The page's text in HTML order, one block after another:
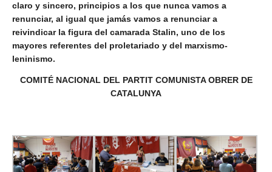
claro y sincero, principios a los que nunca vamos a
renunciar, al igual que jamás vamos a renunciar a
reivindicar la figura del camarada Stalin, uno de los
mayores referentes del proletariado y del marxismo-
leninismo.
COMITÉ NACIONAL DEL PARTIT COMUNISTA OBRER DE
CATALUNYA